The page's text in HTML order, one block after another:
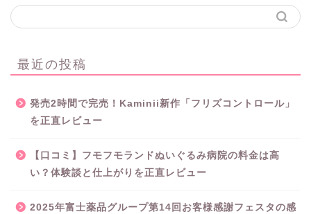
最近の投稿
発売2時間で完売！Kaminii新作「フリズコントロール」
を正直レビュー
【口コミ】フモフモランドぬいぐるみ病院の料金は高
い？体験談と仕上がりを正直レビュー
2025年富士薬品グループ第14回お客様感謝フェスタの感